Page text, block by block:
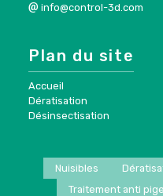
info@control-3d.com
Plan du site
Accueil
Dératisation
Désinsectisation
Nuisibles
Traitement anti